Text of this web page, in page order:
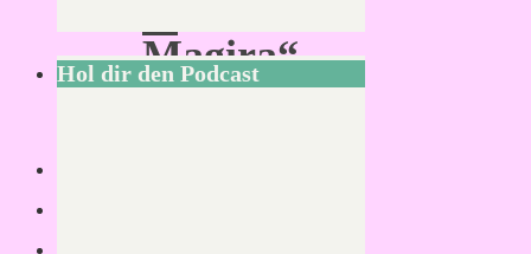
Magira“
Hol dir den Podcast